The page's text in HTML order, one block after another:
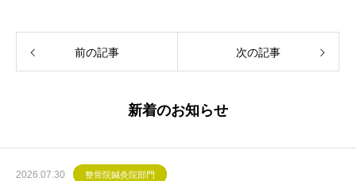
前の記事 次の記事
新着のお知らせ
2026.07.30 整骨院鍼灸院部門